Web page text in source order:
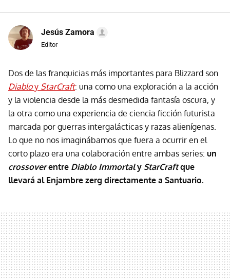
Jesús Zamora
Editor
Dos de las franquicias más importantes para Blizzard son
Diabloy StarCraft: una como una exploración a la acción
y la violencia desde la más desmedida fantasía oscura, y
la otra como una experiencia de ciencia ficción futurista
marcada por guerras intergalácticas y razas alienígenas.
Lo que no nos imaginábamos que fuera a ocurrir en el
corto plazo era una colaboración entre ambas series: un
crossoverentre Diablo Immortaly StarCraftque
llevará al Enjambre zerg directamente a Santuario.